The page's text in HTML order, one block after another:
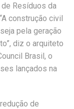
Resíduos da
construção civil
pela geração
diz o arquiteto
Brasil, o
lançados na
de